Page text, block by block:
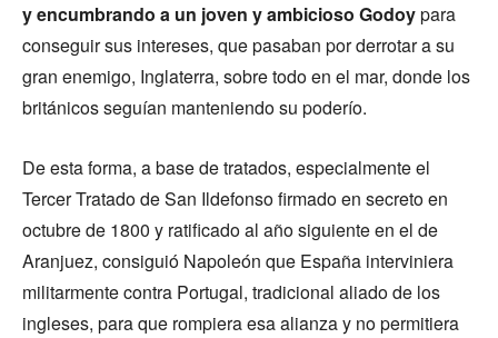
y encumbrando a un joven y ambicioso Godoypara
conseguir sus intereses, que pasaban por derrotar a su
gran enemigo, Inglaterra, sobre todo en el mar, donde los
británicos seguían manteniendo su poderío.
De esta forma, a base de tratados, especialmente el
Tercer Tratado de San Ildefonso firmado en secreto en
octubre de 1800 y ratificado al año siguiente en el de
Aranjuez, consiguió Napoleón que España interviniera
militarmente contra Portugal, tradicional aliado de los
ingleses, para que rompiera esa alianza y no permitiera